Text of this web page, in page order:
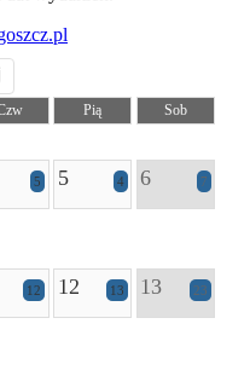
Pią
Sob
5 5 4 6 7
12 12 13 13 23